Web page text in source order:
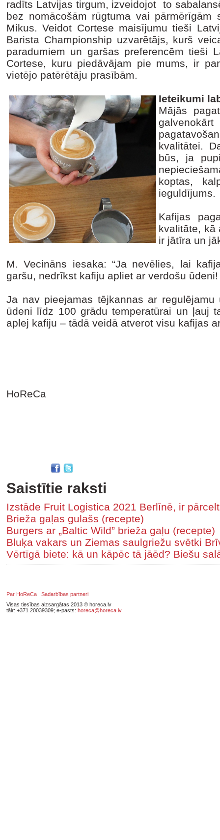
radīts Latvijas tirgum, izveidojot to
bez nomācošām rūgtuma vai pārmērīgām
Mikus. Veidot Cortese maisījumu tieši
Barista Championship uzvarētājs, kurš
paradumiem un garšas preferencēm tieši
Cortese, kuru piedāvājam pie mums, ir
vietējo patērētāju prasībām.
Ieteikumi
Mājās
kvalitātei.
būs, ja
koptas,
ieguldījums.
Kafijas
kvalitāte, kā
ir jātīra un
M. Vecināns iesaka: “Ja nevēlies, lai
garšu, nedrīkst kafiju apliet ar verdošu
Ja nav pieejamas tējkannas ar
ūdeni līdz 100 grādu temperatūrai un ļauj
aplej kafiju – tādā veidā atverot visu kafijas
HoReCa
Saistītie raksti
Izstāde Fruit Logistica 2021 Berlīnē, ir
Brieža gaļas gulašs (recepte)
Burgers ar „Baltic Wild” brieža gaļu (recepte)
Bluķa vakars un Ziemas saulgriežu svētki
Vērtīgā biete: kā un kāpēc tā jāēd? Biešu
Par HoReCa
Sadarbības partneri
Visas tiesības aizsargātas 2013 © horeca.lv
tālr: +371 20039309; e-pasts: horeca@horeca.lv